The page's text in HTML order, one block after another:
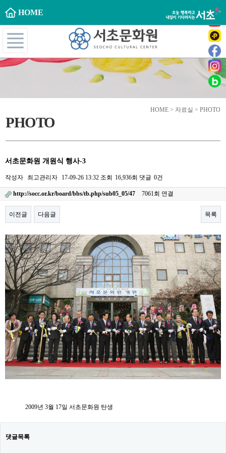
HOME
HOME > 자료실 > PHOTO
PHOTO
서초문화원 개원식 행사-3
작성자 최고관리자 17-09-26 13:32 조회 16,936회 댓글 0건
http://socc.or.kr/board/bbs/tb.php/sub05_05/47 7061회 연결
이전글 다음글 목록
본문
2009년 3월 17일 서초문화원 탄생
댓글목록